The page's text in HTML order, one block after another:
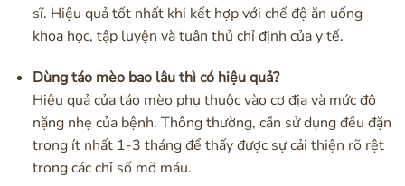
sĩ. Hiệu quả tốt nhất khi kết hợp với chế độ ăn uống
khoa học, tập luyện và tuân thủ chỉ định của y tế.
Dùng táo mèo bao lâu thì có hiệu quả?
Hiệu quả của táo mèo phụ thuộc vào cơ địa và mức độ
nặng nhẹ của bệnh. Thông thường, cần sử dụng đều đặn
trong ít nhất 1-3 tháng để thấy được sự cải thiện rõ rệt
trong các chỉ số mỡ máu.